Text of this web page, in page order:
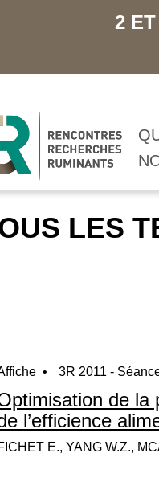
2
LES
• 3R 2011 -
de la
l’efficience
E., YANG W.Z.,